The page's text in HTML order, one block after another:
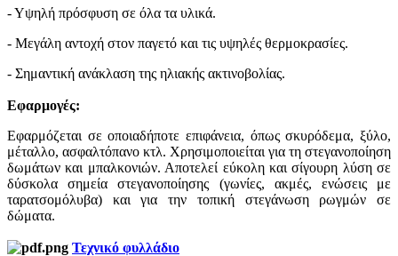
- Υψηλή πρόσφυση σε όλα τα υλικά.
- Μεγάλη αντοχή στον παγετό και τις υψηλές θερμοκρασίες.
- Σημαντική ανάκλαση της ηλιακής ακτινοβολίας.
Εφαρμογές:
Εφαρμόζεται σε οποιαδήποτε επιφάνεια, όπως σκυρόδεμα, ξύλο,
μέταλλο, ασφαλτόπανο κτλ. Χρησιμοποιείται για τη στεγανοποίηση
δωμάτων και μπαλκονιών. Αποτελεί εύκολη και σίγουρη λύση σε
δύσκολα σημεία στεγανοποίησης (γωνίες, ακμές, ενώσεις με
ταρατσομόλυβα) και για την τοπική στεγάνωση ρωγμών σε
δώματα.
Τεχνικό φυλλάδιο